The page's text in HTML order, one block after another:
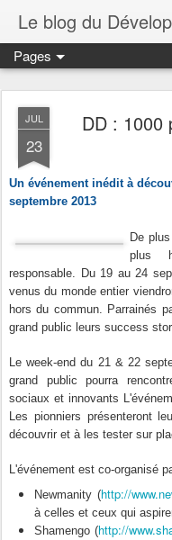
Pages
JUL
23
DD : 1000
Un événement inédit à
septembre 2013
De
plus
responsable. Du 19 au 24
venus du monde entier
hors du commun. Parrainés
grand public leurs success
Le week-end du 21 & 22
grand public pourra
sociaux et innovants
Les pionniers présenteront
découvrir et à les tester sur
L'événement est co-organisé
Newmanity (http://
à celles et ceux qui
Shamengo (http://